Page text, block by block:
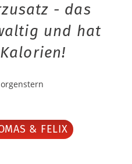
- das
und hat
& FELIX